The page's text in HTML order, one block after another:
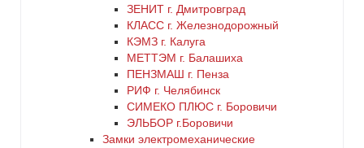
ЗЕНИТ г. Дмитровград
КЛАСС г. Железнодорожный
КЭМЗ г. Калуга
МЕТТЭМ г. Балашиха
ПЕНЗМАШ г. Пенза
РИФ г. Челябинск
СИМЕКО ПЛЮС г. Боровичи
ЭЛЬБОР г.Боровичи
Замки электромеханические